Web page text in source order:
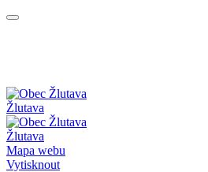
Žlutava
Žlutava
Mapa webu
Vytisknout